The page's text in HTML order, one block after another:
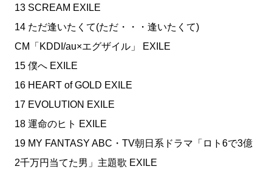
13 SCREAM EXILE
14 ただ逢いたくて(ただ・・・逢いたくて)
CM「KDDI/au×エグザイル」 EXILE
15 僕へ EXILE
16 HEART of GOLD EXILE
17 EVOLUTION EXILE
18 運命のヒト EXILE
19 MY FANTASY ABC・TV朝日系ドラマ「ロト6で3億
2千万円当てた男」主題歌 EXILE